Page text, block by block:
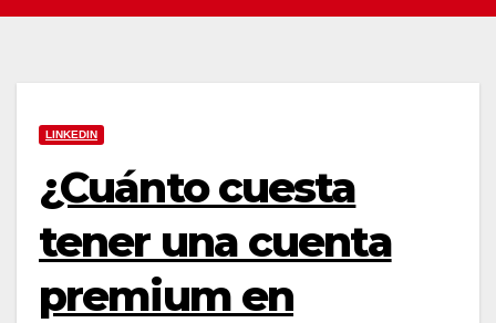
LINKEDIN
¿Cuánto cuesta
tener una cuenta
premium en